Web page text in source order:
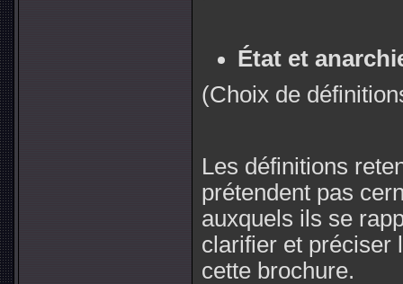
État et
(Choix de
Les définitions
prétendent pas
auxquels ils se
clarifier et préciser
cette brochure.